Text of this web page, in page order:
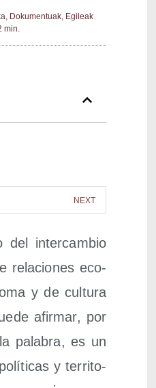
, Dokumentuak, Egileak
min.
NEXT
del inter­cam­bio
rela­cio­nes eco­
y de cul­tu­ra
afir­mar, por
pala­bra, es un
y terri­to­